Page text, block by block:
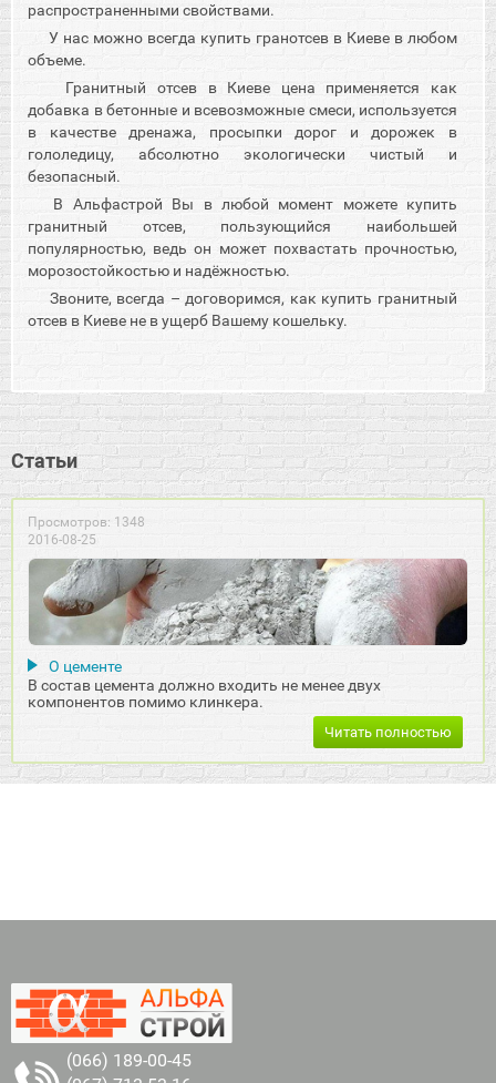
распространенными свойствами.
У нас можно всегда купить гранотсев в Киеве в любом
объеме.
Гранитный отсев в Киеве цена применяется как
добавка в бетонные и всевозможные смеси, используется
в качестве дренажа, просыпки дорог и дорожек в
гололедицу, абсолютно экологически чистый и
безопасный.
В Альфастрой Вы в любой момент можете купить
гранитный отсев, пользующийся наибольшей
популярностью, ведь он может похвастать прочностью,
морозостойкостью и надёжностью.
Звоните, всегда – договоримся, как купить гранитный
отсев в Киеве не в ущерб Вашему кошельку.
Статьи
Просмотров: 1348
2016-08-25
О цементе
В состав цемента должно входить не менее двух
компонентов помимо клинкера.
Читать полностью
(066) 189-00-45